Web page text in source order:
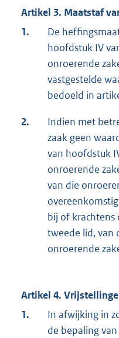
Artikel 3. Maatstaf
1.
De
hoofdstuk IV
onroerende
vastgestelde
bedoeld in
2.
Indien met
zaak geen
van hoofdstuk
onroerende
van die
bij of krachtens
tweede lid, van
onroerende
Artikel 4.
1.
In afwijking in
de bepaling